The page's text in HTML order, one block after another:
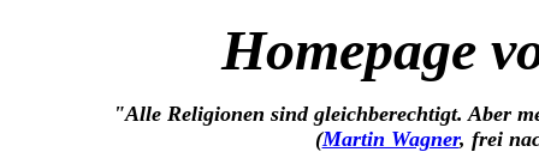
Homepage
"Alle Religionen sind gleichberechtigt. Aber
(Martin Wagner, frei